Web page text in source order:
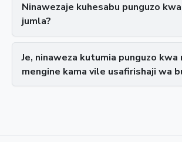
Ninawezaje kuhesabu punguzo
jumla?
Je, ninaweza kutumia punguzo kwa
mengine kama vile usafirishaji wa